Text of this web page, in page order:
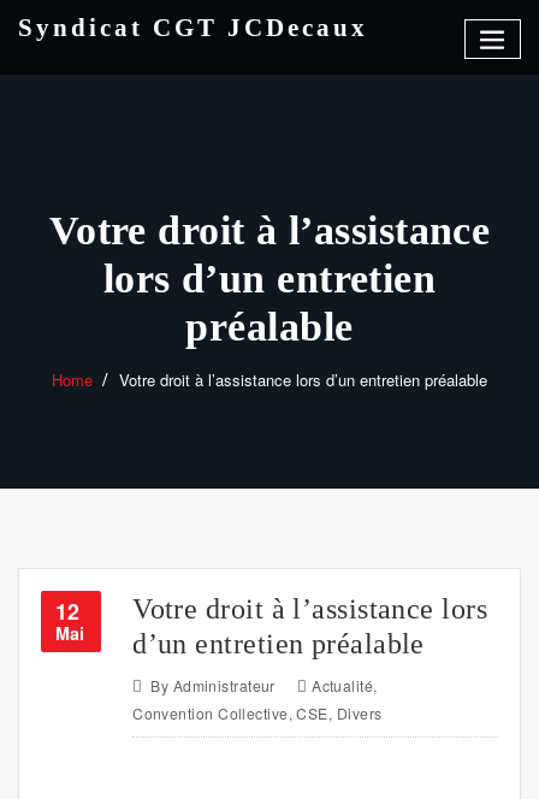
Syndicat CGT JCDecaux
Votre droit à l’assistance
lors d’un entretien
préalable
Home Votre droit à l’assistance lors d’un entretien préalable
12
Mai
Votre droit à l’assistance lors
d’un entretien préalable
By Administrateur Actualité,
Convention Collective,CSE, Divers